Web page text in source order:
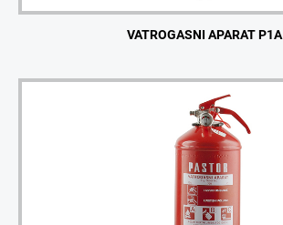
VATROGASNI APARAT P1A